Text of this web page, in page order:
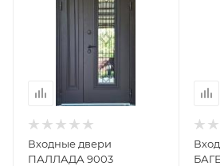
Входные двери
ПАЛЛАДА 9003